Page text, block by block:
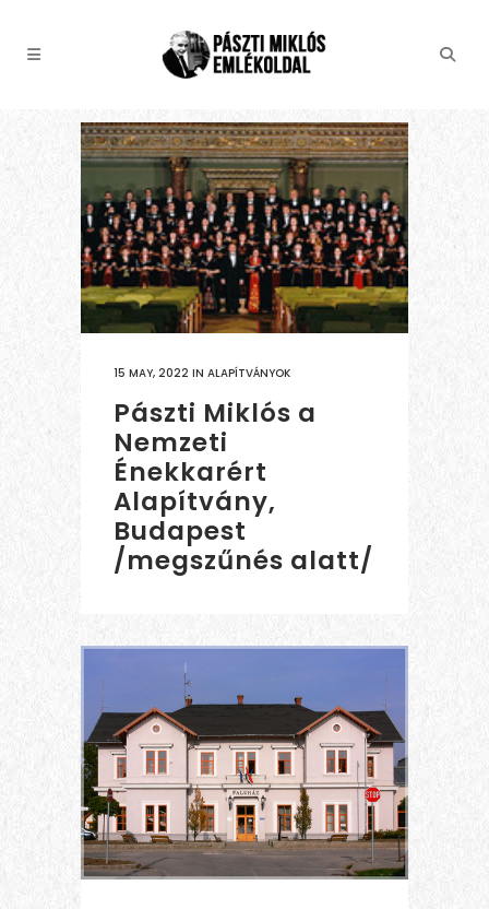
15 MAY, 2022 IN ALAPÍTVÁNYOK
Pászti Miklós a
Nemzeti
Énekkarért
Alapítvány,
Budapest
/megszűnés alatt/